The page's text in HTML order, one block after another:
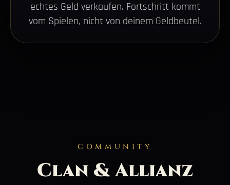
echtes Geld verkaufen. Fortschritt kommt
vom Spielen, nicht von deinem Geldbeutel.
COMMUNITY
Clan & Allianz